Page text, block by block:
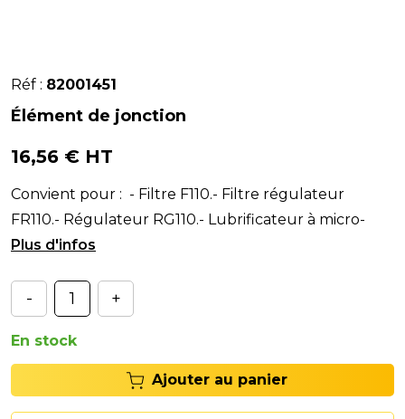
Réf : 82001451
Élément de jonction
16,56 € HT
Convient pour : - Filtre F110.- Filtre régulateur
FR110.- Régulateur RG110.- Lubrificateur à micro-
brouillard L110. Jonction à placer entre les
- +
En stock
Ajouter au panier